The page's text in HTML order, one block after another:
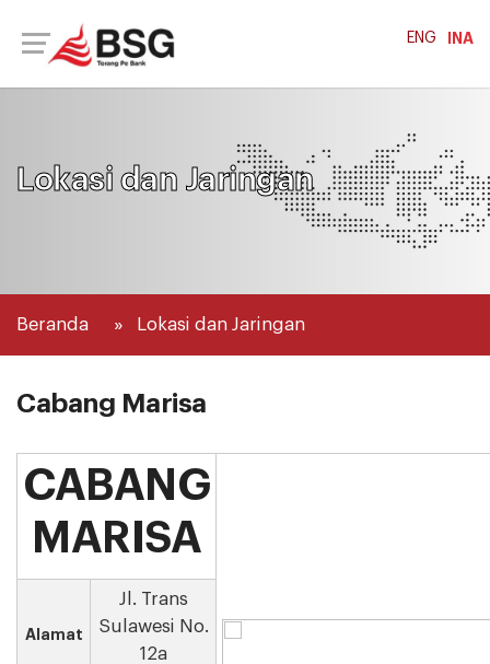
INA
ENG
Lokasi dan Jaringan
Beranda Lokasi dan Jaringan
Cabang Marisa
CABANG
MARISA
Alamat
Jl. Trans
Sulawesi No.
12a